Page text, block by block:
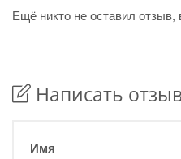
Ещё никто не оставил
Написать отзыв
Имя